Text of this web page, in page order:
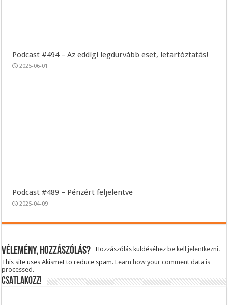
Podcast #494 – Az eddigi legdurvább eset, letartóztatás!
2025-06-01
Podcast #489 – Pénzért feljelentve
2025-04-09
Vélemény, hozzászólás? Hozzászólás küldéséhez be kell jelentkezni.
This site uses Akismet to reduce spam.Learn how your comment data is
processed.
CSATLAKOZZ!